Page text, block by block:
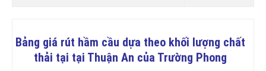
Bảng giá rút hầm cầu dựa theo khối lượng chất
thải tại tại Thuận An của Trường Phong